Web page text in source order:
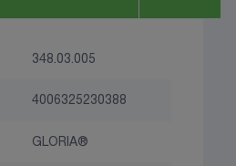
348.03.005
4006325230388
GLORIA®